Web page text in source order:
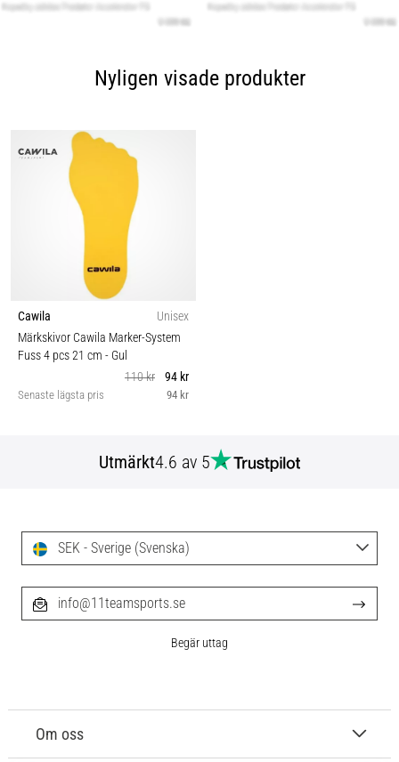
Nyligen visade produkter
Cawila
Unisex
Märkskivor Cawila Marker-System
Fuss 4 pcs 21 cm - Gul
110 kr
94 kr
Senaste lägsta pris 94 kr
Utmärkt4.6 av 5
Om oss
SEK - Sverige (Svenska)
info@11teamsports.se
Begär uttag